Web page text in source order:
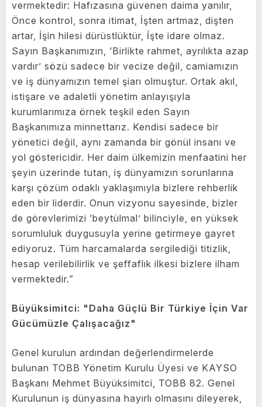
vermektedir: Hafızasına güvenen daima yanılır,
Önce kontrol, sonra itimat, İşten artmaz, dişten
artar, İşin hilesi dürüstlüktür, İşte idare olmaz.
Sayın Başkanımızın, ‘Birlikte rahmet, ayrılıkta azap
vardır’ sözü sadece bir vecize değil, camiamızın
ve iş dünyamızın temel şiarı olmuştur. Ortak akıl,
istişare ve adaletli yönetim anlayışıyla
kurumlarımıza örnek teşkil eden Sayın
Başkanımıza minnettarız. Kendisi sadece bir
yönetici değil, aynı zamanda bir gönül insanı ve
yol göstericidir. Her daim ülkemizin menfaatini her
şeyin üzerinde tutan, iş dünyamızın sorunlarına
karşı çözüm odaklı yaklaşımıyla bizlere rehberlik
eden bir liderdir. Onun vizyonu sayesinde, bizler
de görevlerimizi ‘beytülmal’ bilinciyle, en yüksek
sorumluluk duygusuyla yerine getirmeye gayret
ediyoruz. Tüm harcamalarda sergilediği titizlik,
hesap verilebilirlik ve şeffaflık ilkesi bizlere ilham
vermektedir.”
Büyüksimitci: "Daha Güçlü Bir Türkiye İçin Var
Gücümüzle Çalışacağız"
Genel kurulun ardından değerlendirmelerde
bulunan TOBB Yönetim Kurulu Üyesi ve KAYSO
Başkanı Mehmet Büyüksimitci, TOBB 82. Genel
Kurulunun iş dünyasına hayırlı olmasını dileyerek,